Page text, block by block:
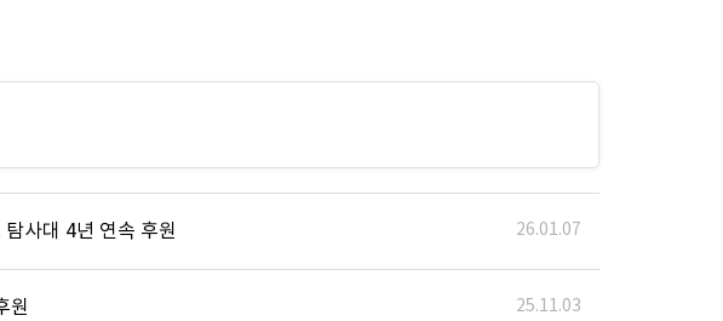
사대 4년 연속 후원 26.01.07
원 25.11.03